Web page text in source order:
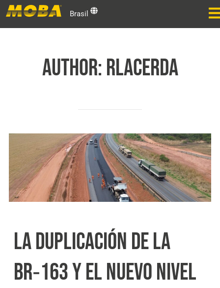
Brasil
AUTHOR: rlacerda
LA DUPLICACIÓN DE LA
BR‑163 Y EL NUEVO NIVEL